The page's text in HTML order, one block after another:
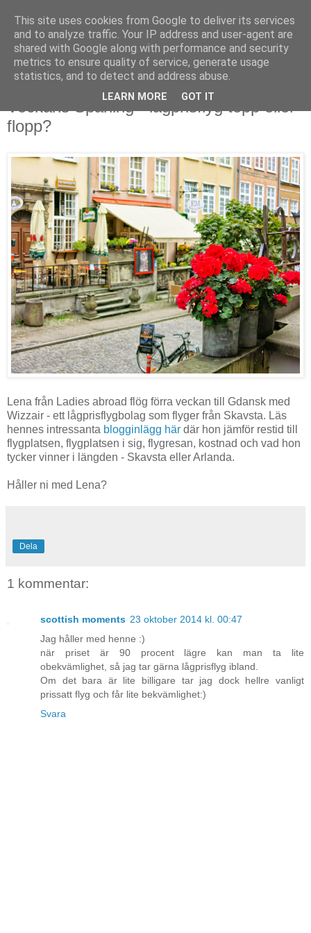
Veckans Spaning - lågprisflyg topp eller
flopp?
Lena från Ladies abroad flög förra veckan till Gdansk med
Wizzair - ett lågprisflygbolag som flyger från Skavsta. Läs
hennes intressanta blogginlägg här där hon jämför restid till
flygplatsen, flygplatsen i sig, flygresan, kostnad och vad hon
tycker vinner i längden - Skavsta eller Arlanda.
Håller ni med Lena?
Dela
1 kommentar:
scottish moments 23 oktober 2014 kl. 00:47
Jag håller med henne :)
när priset är 90 procent lägre kan man ta lite
obekvämlighet, så jag tar gärna lågprisflyg ibland.
Om det bara är lite billigare tar jag dock hellre vanligt
prissatt flyg och får lite bekvämlighet:)
Svara
This site uses cookies from Google to deliver its services
and to analyze traffic. Your IP address and user-agent are
shared with Google along with performance and security
metrics to ensure quality of service, generate usage
statistics, and to detect and address abuse.
LEARN MORE GOT IT